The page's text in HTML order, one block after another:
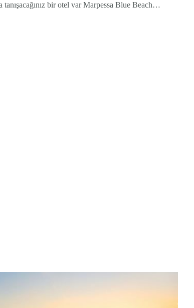
bir otel var Marpessa Blue Beach…